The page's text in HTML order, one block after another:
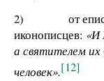
2) от
иконописцев: «И
а святителем
человек».[12]